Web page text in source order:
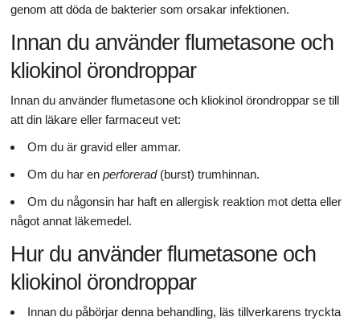
genom att döda de bakterier som orsakar infektionen.
Innan du använder flumetasone och
kliokinol örondroppar
Innan du använder flumetasone och kliokinol örondroppar se till
att din läkare eller farmaceut vet:
Om du är gravid eller ammar.
Om du har en perforerad(burst) trumhinnan.
Om du någonsin har haft en allergisk reaktion mot detta eller
något annat läkemedel.
Hur du använder flumetasone och
kliokinol örondroppar
Innan du påbörjar denna behandling, läs tillverkarens tryckta